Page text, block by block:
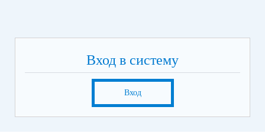
Вход в систему
Вход